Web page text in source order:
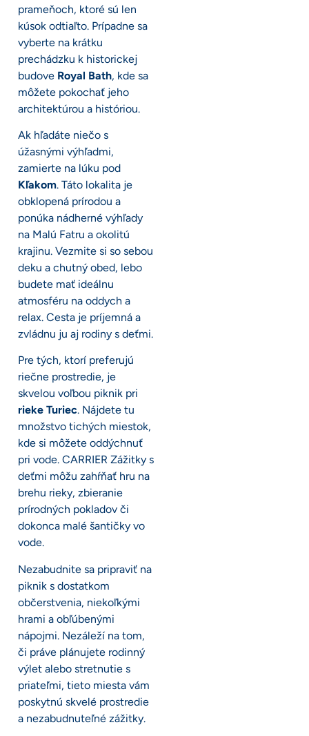
prameňoch, ktoré sú len
kúsok odtiaľto. Prípadne sa
vyberte na krátku
prechádzku k historickej
budove Royal Bath, kde sa
môžete pokochať jeho
architektúrou a históriou.
Ak hľadáte niečo s
úžasnými výhľadmi,
zamierte na lúku pod
Kľakom. Táto lokalita je
obklopená prírodou a
ponúka nádherné výhľady
na Malú Fatru a okolitú
krajinu. Vezmite si so sebou
deku a chutný obed, lebo
budete mať ideálnu
atmosféru na oddych a
relax. Cesta je príjemná a
zvládnu ju aj rodiny s deťmi.
Pre tých, ktorí preferujú
riečne prostredie, je
skvelou voľbou piknik pri
rieke Turiec. Nájdete tu
množstvo tichých miestok,
kde si môžete oddýchnuť
pri vode. CARRIER Zážitky s
deťmi môžu zahŕňať hru na
brehu rieky, zbieranie
prírodných pokladov či
dokonca malé šantičky vo
vode.
Nezabudnite sa pripraviť na
piknik s dostatkom
občerstvenia, niekoľkými
hrami a obľúbenými
nápojmi. Nezáleží na tom,
či práve plánujete rodinný
výlet alebo stretnutie s
priateľmi, tieto miesta vám
poskytnú skvelé prostredie
a nezabudnuteľné zážitky.